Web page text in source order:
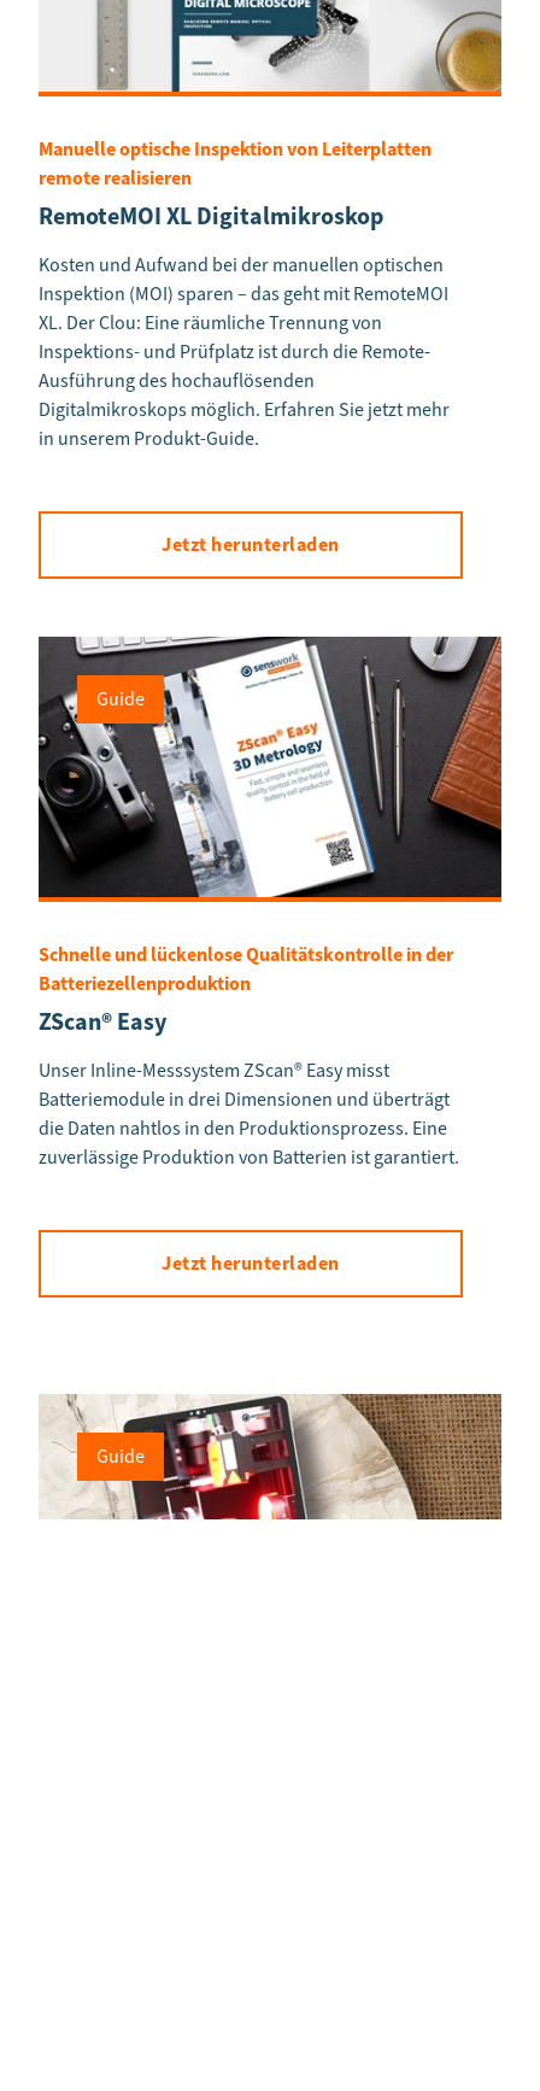
Manuelle optische Inspektion von Leiterplatten
remote realisieren
RemoteMOI XL Digitalmikroskop
Kosten und Aufwand bei der manuellen optischen
Inspektion (MOI) sparen – das geht mit RemoteMOI
XL. Der Clou: Eine räumliche Trennung von
Inspektions- und Prüfplatz ist durch die Remote-
Ausführung des hochauflösenden
Digitalmikroskops möglich. Erfahren Sie jetzt mehr
in unserem Produkt-Guide.
Jetzt herunterladen
Guide
Schnelle und lückenlose Qualitätskontrolle in der
Batteriezellenproduktion
ZScan® Easy
Unser Inline-Messsystem ZScan® Easy misst
Batteriemodule in drei Dimensionen und überträgt
die Daten nahtlos in den Produktionsprozess. Eine
zuverlässige Produktion von Batterien ist garantiert.
Jetzt herunterladen
Guide